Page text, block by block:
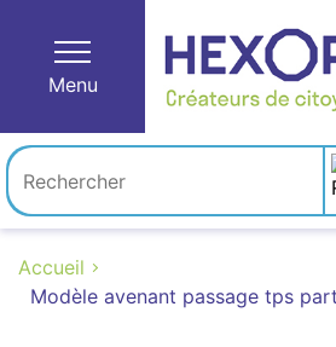
Menu
Accueil
Modèle avenant passage tps